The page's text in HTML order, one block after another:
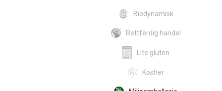
Biodynamisk
Rettferdig handel
Lite gluten
Kosher